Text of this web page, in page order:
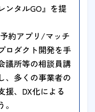
ンタルGO』を提
約アプリ/マッチ
ロダクト開発を手
議所等の相談員講
、多くの事業者の
援、DX化による